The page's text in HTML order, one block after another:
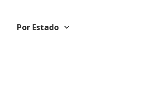
Por Estado